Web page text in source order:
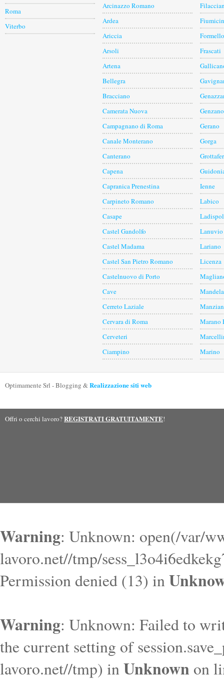
Roma
Viterbo
Arcinazzo Romano
Ardea
Ariccia
Arsoli
Artena
Bellegra
Bracciano
Camerata Nuova
Campagnano di Roma
Canale Monterano
Canterano
Capena
Capranica Prenestina
Carpineto Romano
Casape
Castel Gandolfo
Castel Madama
Castel San Pietro Romano
Castelnuovo di Porto
Cave
Cerreto Laziale
Cervara di Roma
Cerveteri
Ciampino
Formello
Frascati
Gerano
Gorga
Ienne
Labico
Lanuvio
Lariano
Licenza
Mandela
Marano
Marino
Optimamente Srl - Blogging &Realizzazione siti web
Offri o cerchi lavoro?REGISTRATI GRATUITAMENTE!
Warning: Unknown: open(/var/
lavoro.net//tmp/
Permission denied (13) in
Warning: Unknown: Failed to
the current setting of
lavoro.net//tmp) inUnknown on